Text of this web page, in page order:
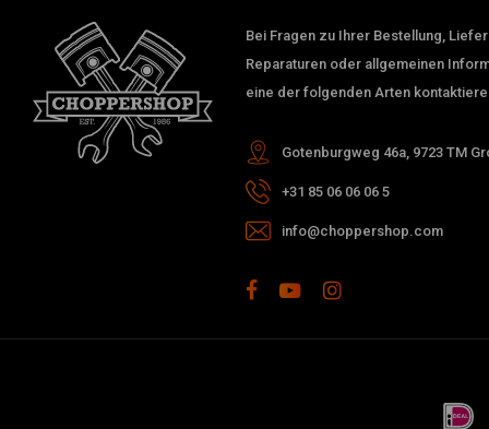
Bei Fragen zu Ihrer Bestellung,
Reparaturen oder allgemeinen
eine der folgenden Arten
Gotenburgweg 46a, 9723 TM
+31 85 06 06 06 5
info@choppershop.com